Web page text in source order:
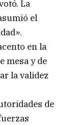
La
el
en la
mesa y de
la validez
de